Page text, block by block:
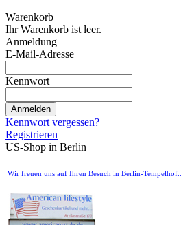
Warenkorb
Ihr Warenkorb ist leer.
Anmeldung
E-Mail-Adresse
Kennwort
Anmelden
Kennwort vergessen?
Registrieren
US-Shop in Berlin
Wir freuen uns auf Ihren Besuch in Berlin-Tempelhof...